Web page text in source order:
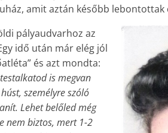
amit aztán később
pályaudvarhoz az
idő után már elég jól
és azt mondta:
is megvan
személyre szóló
Lehet belőled még
nem biztos, mert 1-2